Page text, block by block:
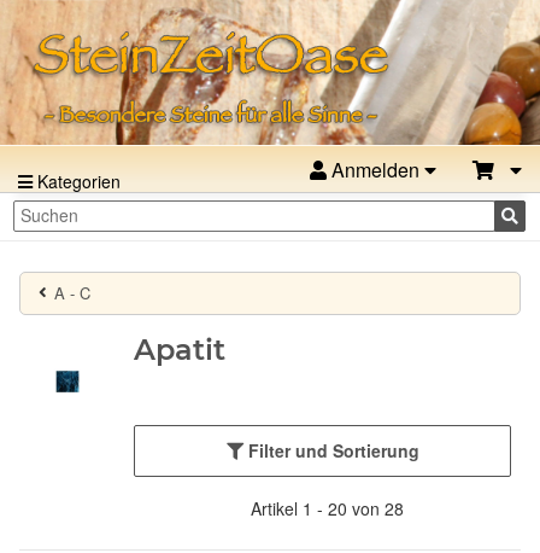
Kategorien Anmelden
A - C
Apatit
Filter und Sortierung
Artikel 1 - 20 von 28